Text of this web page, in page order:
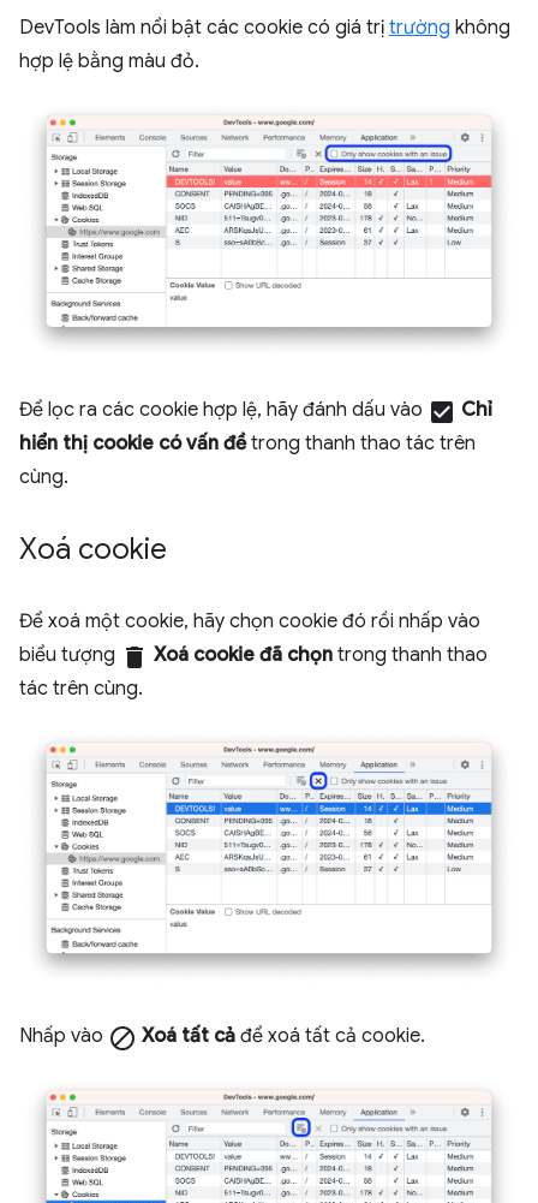
DevTools làm nổi bật các cookie có giá trị trường không
hợp lệ bằng màu đỏ.
Để lọc ra các cookie hợp lệ, hãy đánh dấu vào check_box Chỉ
hiển thị cookie có vấn đềtrong thanh thao tác trên
cùng.
Xoá cookie
Để xoá một cookie, hãy chọn cookie đó rồi nhấp vào
biểu tượng delete Xoá cookie đã chọn trong thanh thao
tác trên cùng.
Nhấp vào block Xoá tất cả để xoá tất cả cookie.